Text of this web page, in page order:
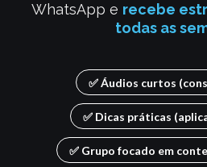
WhatsApp e recebe
todas as
✅ Áudios curtos
✅ Dicas práticas
✅ Grupo focado em